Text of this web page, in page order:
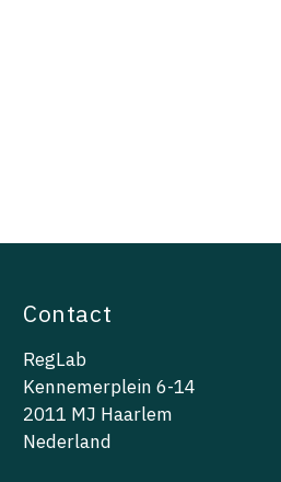
Contact
RegLab
Kennemerplein 6-14
2011 MJ Haarlem
Nederland